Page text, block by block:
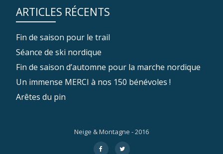
ARTICLES RÉCENTS
Fin de saison pour le trail
Séance de ski nordique
Fin de saison d’automne pour la marche nordique
Un immense MERCI à nos 150 bénévoles !
Arêtes du pin
Neige & Montagne - 2016
fa-
fa-